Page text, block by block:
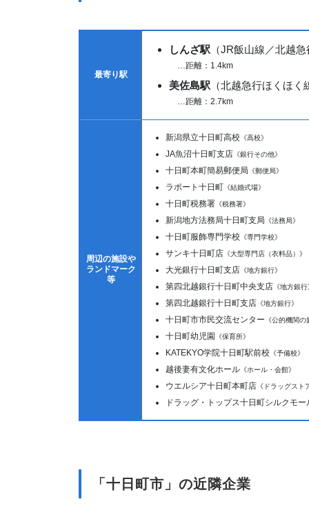
最寄り駅
しんざ駅 （JR飯山線／北越急
…距離：1.4km
美佐島駅 （北越急行ほくほく
…距離：2.7km
周辺の施設や
ランドマーク
等
新潟県立十日町高校 《高校》
JA魚沼十日町支店 《銀行その他》
十日町本町簡易郵便局 《郵便局》
ラポート十日町 《結婚式場》
十日町税務署 《税務署》
新潟地方法務局十日町支局 《法務局》
十日町服飾専門学校 《専門学校》
サンキ十日町店 《大型専門店（衣料品）》
大光銀行十日町支店 《地方銀行》
第四北越銀行十日町中央支店 《地方銀行
第四北越銀行十日町支店 《地方銀行》
十日町市市民交流センター 《公的機関の
十日町幼児園 《保育所》
KATEKYO学院十日町駅前校 《予備校》
越後妻有文化ホール 《ホール・会館》
ウエルシア十日町本町店 《ドラッグスト
ドラッグ・トップス十日町シルクモー
「十日町市」の近隣企業